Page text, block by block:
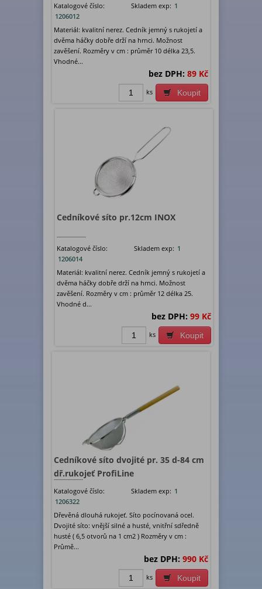
Katalogové číslo:
1206012
Skladem exp: 1
Materiál: kvalitní nerez. Cedník jemný s rukojetí a
dvěma háčky dobře drží na hrnci. Možnost
zavěšení. Rozměry v cm : průměr 10 délka 23,5.
Vhodné...
bez DPH: 89 Kč
Koupit
ks
Cedníkové síto pr.12cm INOX
Katalogové číslo:
1206014
Skladem exp: 1
Materiál: kvalitní nerez. Cedník jemný s rukojetí a
dvěma háčky dobře drží na hrnci. Možnost
zavěšení. Rozměry v cm : průměr 12 délka 25.
Vhodné d...
bez DPH: 99 Kč
Koupit
ks
Cedníkové síto dvojité pr. 35 d-84 cm
dř.rukojeť ProfiLine
Katalogové číslo:
1206322
Skladem exp: 1
Dřevěná dlouhá rukojeť. Síto pocínovaná ocel.
Dvojité síto: vnější silné a husté, vnitřní sdředně
husté ( 6,5 otvorů na 1 cm2 ) Rozměry v cm :
Průmě...
bez DPH: 990 Kč
Koupit
ks